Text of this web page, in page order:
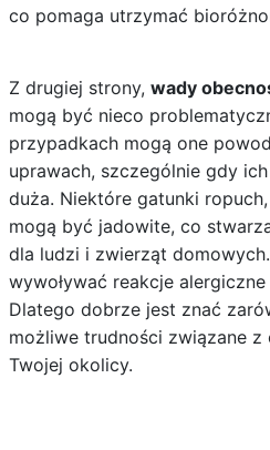
co pomaga utrzymać
Z drugiej strony, wady
mogą być nieco
przypadkach mogą one
uprawach, szczególnie gdy
duża. Niektóre gatunki
mogą być jadowite, co
dla ludzi i zwierząt
wywoływać reakcje
Dlatego dobrze jest znać
możliwe trudności związane
Twojej okolicy.